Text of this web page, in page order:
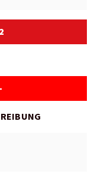
2
-